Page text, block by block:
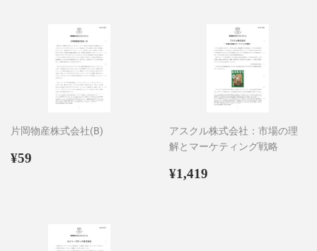
片岡物産株式会社(B)
通
¥59
アスクル株式会社：市場の理
解とマーケティング戦略
通
¥1,419